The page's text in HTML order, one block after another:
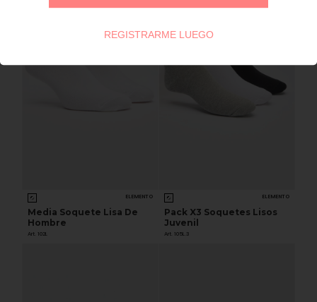
ELEMENTO
Media Soquete Lisa De
Hombre
Art. 102L
ELEMENTO
Pack X3 Soquetes Lisos
Juvenil
Art. 105L.3
REGISTRARME LUEGO